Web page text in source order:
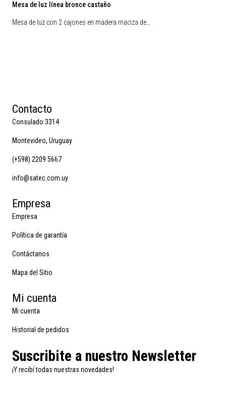
Mesa de luz línea bronce castaño
Mesa de luz con 2 cajones en madera maciza de…
Contacto
Consulado 3314
Montevideo, Uruguay
(+598) 2209 5667
info@satec.com.uy
Empresa
Empresa
Política de garantía
Contáctanos
Mapa del Sitio
Mi cuenta
Mi cuenta
Historial de pedidos
Suscribite a nuestro Newsletter
¡Y recibí todas nuestras novedades!